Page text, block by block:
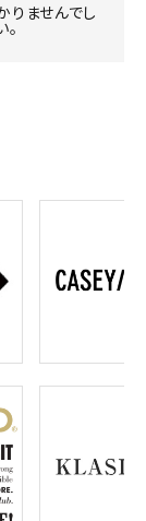
りませんでし